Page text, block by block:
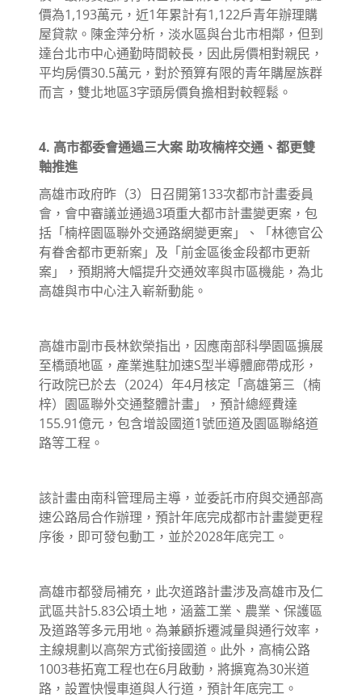
價為1,193萬元，近1年累計有1,122戶青年辦理購
屋貸款。陳金萍分析，淡水區與台北市相鄰，但到
達台北市中心通勤時間較長，因此房價相對親民，
平均房價30.5萬元，對於預算有限的青年購屋族群
而言，雙北地區3字頭房價負擔相對較輕鬆。
4. 高市都委會通過三大案 助攻楠梓交通、都更雙
軸推進
高雄市政府昨（3）日召開第133次都市計畫委員
會，會中審議並通過3項重大都市計畫變更案，包
括「楠梓園區聯外交通路網變更案」、「林德官公
有眷舍都市更新案」及「前金區後金段都市更新
案」，預期將大幅提升交通效率與市區機能，為北
高雄與市中心注入嶄新動能。
高雄市副市長林欽榮指出，因應南部科學園區擴展
至橋頭地區，產業進駐加速S型半導體廊帶成形，
行政院已於去（2024）年4月核定「高雄第三（楠
梓）園區聯外交通整體計畫」，預計總經費達
155.91億元，包含增設國道1號匝道及園區聯絡道
路等工程。
該計畫由南科管理局主導，並委託市府與交通部高
速公路局合作辦理，預計年底完成都市計畫變更程
序後，即可發包動工，並於2028年底完工。
高雄市都發局補充，此次道路計畫涉及高雄市及仁
武區共計5.83公頃土地，涵蓋工業、農業、保護區
及道路等多元用地。為兼顧拆遷減量與通行效率，
主線規劃以高架方式銜接國道。此外，高楠公路
1003巷拓寬工程也在6月啟動，將擴寬為30米道
路，設置快慢車道與人行道，預計年底完工。